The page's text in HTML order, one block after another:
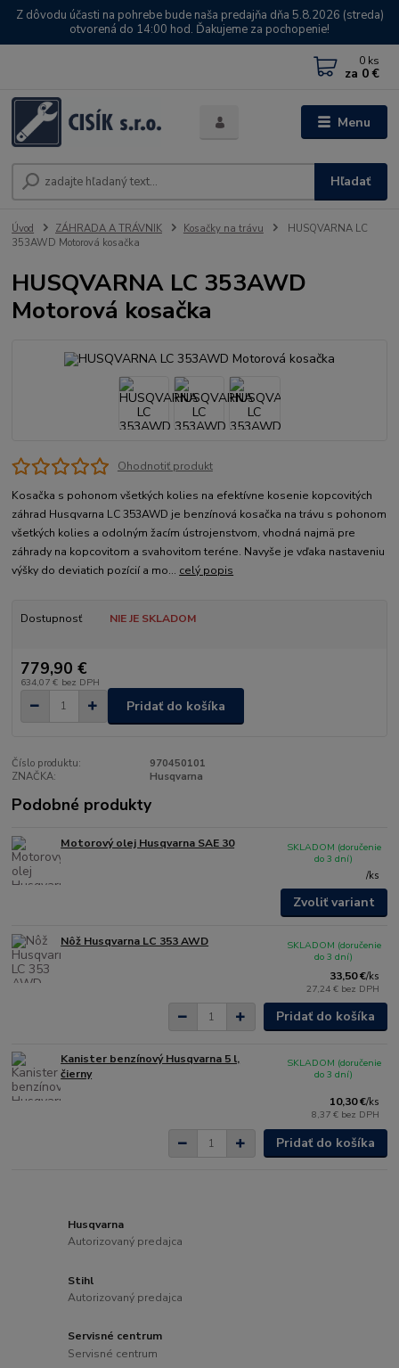
Z dôvodu účasti na pohrebe bude naša predajňa dňa 5.8.2026 (streda)
otvorená do 14:00 hod. Ďakujeme za pochopenie!
Menu
Hľadať
0 ks
za 0 €
Úvod ZÁHRADA A TRÁVNIK Kosačky na trávu
HUSQVARNA LC
353AWD Motorová kosačka
HUSQVARNA LC 353AWD
Motorová kosačka
Ohodnotiť produkt
Kosačka s pohonom všetkých kolies na efektívne kosenie kopcovitých
záhrad Husqvarna LC 353AWD je benzínová kosačka na trávu s pohonom
všetkých kolies a odolným žacím ústrojenstvom, vhodná najmä pre
záhrady na kopcovitom a svahovitom teréne. Navyše je vďaka nastaveniu
výšky do deviatich pozícií a mo... celý popis
Dostupnosť NIE JE SKLADOM
779,90 €
634,07 € bez DPH
Pridať do košíka
Číslo produktu:
970450101
ZNAČKA:
Husqvarna
Podobné produkty
Motorový olej Husqvarna SAE 30
/ks
SKLADOM (doručenie
do 3 dní)
Zvoliť variant
Nôž Husqvarna LC 353 AWD
33,50 €/ks
27,24 € bez DPH
SKLADOM (doručenie
do 3 dní)
Pridať do košíka
Kanister benzínový Husqvarna 5 l,
čierny
10,30 €/ks
8,37 € bez DPH
SKLADOM (doručenie
do 3 dní)
Pridať do košíka
Husqvarna
Autorizovaný predajca
Stihl
Autorizovaný predajca
Servisné centrum
Servisné centrum